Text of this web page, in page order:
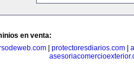
en venta:
protectoresdiarios.com